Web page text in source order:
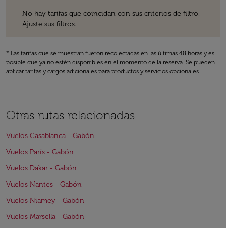
No hay tarifas que coincidan con sus criterios de filtro.
Ajuste sus filtros.
* Las tarifas que se muestran fueron recolectadas en las últimas 48 horas y es
posible que ya no estén disponibles en el momento de la reserva. Se pueden
aplicar tarifas y cargos adicionales para productos y servicios opcionales.
Otras rutas relacionadas
Vuelos Casablanca - Gabón
Vuelos París - Gabón
Vuelos Dakar - Gabón
Vuelos Nantes - Gabón
Vuelos Niamey - Gabón
Vuelos Marsella - Gabón